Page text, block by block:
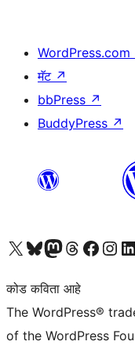
WordPress.com
मॅट ↗
bbPress ↗
BuddyPress ↗
आमच्या X (एक्स) (पूर्वीचे ट्विटर) खात्याला भेट द्या आमच्या ब्लूस्की खात्याला भेट द्या.आमच्या Mastodon खात्याला भेट द्या.आमच्या थ्रेड्स खात्याला भेट द्या. आमच्या फेसबुक पेजला भेट द्या आमच्या इंस्टाग्राम खात्याला भेट द्या आमच्या लिंक्डइन खात्याला भेट द्या
कोड कविता आहे
The WordPress®
of the WordPress